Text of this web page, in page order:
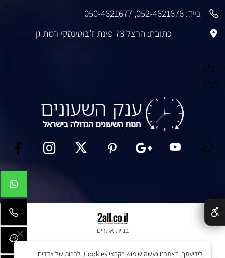
נייד: 052-4621676
,
050-4621677
כתובת: הרצל 73 פינת ז’בוטינסקי רמת גן
טקסט
טקסט
בניית אתרים
לידיעתך, באתרנו נעשה שימוש בקבצי Cookies, לרבות של צדדים